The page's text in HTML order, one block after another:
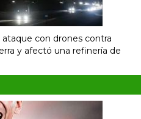
con drones contra
y afectó una refinería de